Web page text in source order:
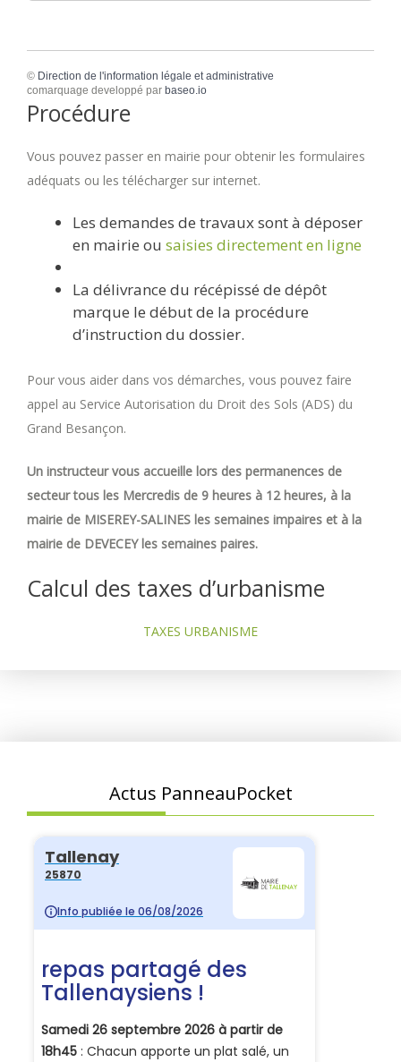
© Direction de l'information légale et administrative
comarquage developpé par baseo.io
Procédure
Vous pouvez passer en mairie pour obtenir les formulaires
adéquats ou les télécharger sur internet.
Les demandes de travaux sont à déposer
en mairie ou saisies directement en ligne
La délivrance du récépissé de dépôt
marque le début de la procédure
d’instruction du dossier.
Pour vous aider dans vos démarches, vous pouvez faire
appel au Service Autorisation du Droit des Sols (ADS) du
Grand Besançon.
Un instructeur vous accueille lors des permanences de
secteur tous les Mercredis de 9 heures à 12 heures, à la
mairie de MISEREY-SALINES les semaines impaires et à la
mairie de DEVECEY les semaines paires.
Calcul des taxes d’urbanisme
TAXES URBANISME
Actus PanneauPocket